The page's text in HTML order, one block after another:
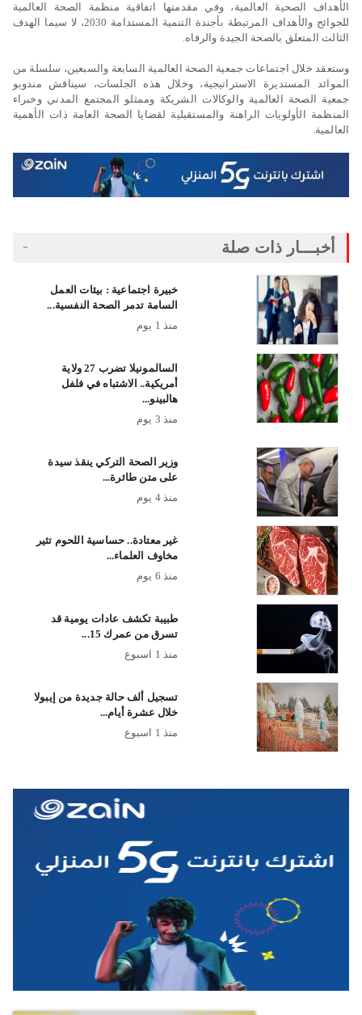
الأهداف الصحية العالمية، وفي مقدمتها اتفاقية منظمة الصحة العالمية
للجوائح والأهداف المرتبطة بأجندة التنمية المستدامة 2030، لا سيما الهدف
الثالث المتعلق بالصحة الجيدة والرفاه.
وستعقد خلال اجتماعات جمعية الصحة العالمية السابعة والسبعين، سلسلة من
الموائد المستديرة الاستراتيجية، وخلال هذه الجلسات، سيناقش مندوبو
جمعية الصحة العالمية والوكالات الشريكة وممثلو المجتمع المدني وخبراء
المنظمة الأولويات الراهنة والمستقبلية لقضايا الصحة العامة ذات الأهمية
العالمية.
أخبـــار ذات صلة
خبيرة اجتماعية : بيئات العمل
السامة تدمر الصحة النفسية...
منذ 1 يوم
السالمونيلا تضرب 27 ولاية
أمريكية.. الاشتباه في فلفل
هالبينو...
منذ 3 يوم
وزير الصحة التركي ينقذ سيدة
على متن طائرة...
منذ 4 يوم
غير معتادة.. حساسية اللحوم تثير
مخاوف العلماء...
منذ 6 يوم
طبيبة تكشف عادات يومية قد
تسرق من عمرك 15...
منذ 1 اسبوع
تسجيل ألف حالة جديدة من إيبولا
خلال عشرة أيام...
منذ 1 اسبوع